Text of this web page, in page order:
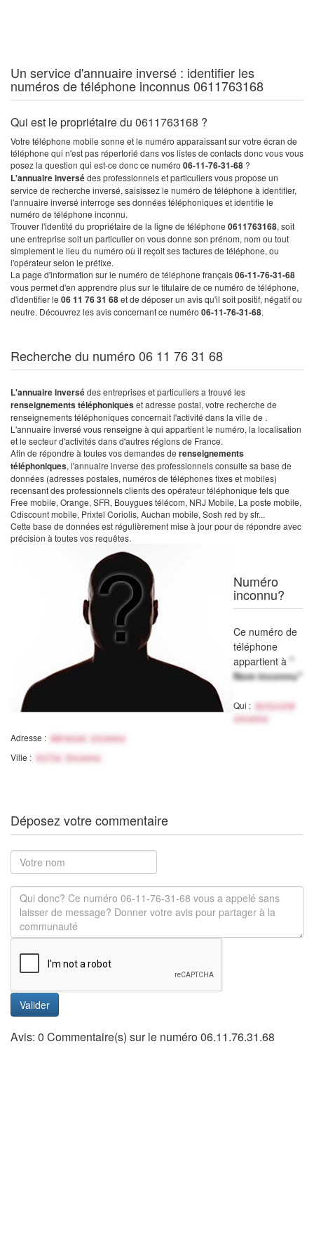
Un service d'annuaire inversé : identifier les
numéros de téléphone inconnus 0611763168
Qui est le propriétaire du 0611763168 ?
Votre téléphone mobile sonne et le numéro apparaissant sur votre écran de
téléphone qui n'est pas répertorié dans vos listes de contacts donc vous vous
posez la question qui est-ce donc ce numéro 06-11-76-31-68 ?
L'annuaire inversédes professionnels et particuliers vous propose un
service de recherche inversé, saisissez le numéro de téléphone à identifier,
l'annuaire inversé interroge ses données téléphoniques et identifie le
numéro de téléphone inconnu.
Trouver l'identité du propriétaire de la ligne de téléphone 0611763168, soit
une entreprise soit un particulier on vous donne son prénom, nom ou tout
simplement le lieu du numéro où il reçoit ses factures de téléphone, ou
l'opérateur selon le préfixe.
La page d'information sur le numéro de téléphone français06-11-76-31-68
vous permet d'en apprendre plus sur le titulaire de ce numéro de téléphone,
d'identifier le 06 11 76 31 68et de déposer un avis qu'il soit positif, négatif ou
neutre. Découvrez les avis concernant ce numéro 06-11-76-31-68.
Recherche du numéro 06 11 76 31 68
L'annuaire inversédes entreprises et particuliers a trouvé les
renseignements téléphoniqueset adresse postal, votre recherche de
renseignements téléphoniques concernait l'activité dans la ville de .
L'annuaire inversé vous renseigne à qui appartient le numéro, la localisation
et le secteur d'activités dans d'autres régions de France.
Afin de répondre à toutes vos demandes de renseignements
téléphoniques, l'annuaire inverse des professionnels consulte sa base de
données (adresses postales, numéros de téléphones fixes et mobiles)
recensant des professionnels clients des opérateur téléphonique tels que
Free mobile, Orange, SFR, Bouygues télécom, NRJ Mobile, La poste mobile,
Cdiscount mobile, Prixtel Coriolis, Auchan mobile, Sosh red by sfr...
Cette base de données est régulièrement mise à jour pour de répondre avec
précision à toutes vos requêtes.
Numéro
inconnu?
Ce numéro de
téléphone
appartient à "
Nom inconnu"
Qui :
Activité
inconnu
Adresse : Adresse inconnu
Ville : Ville Inconnu
Déposez votre commentaire
Valider
Avis: 0 Commentaire(s) sur le numéro 06.11.76.31.68